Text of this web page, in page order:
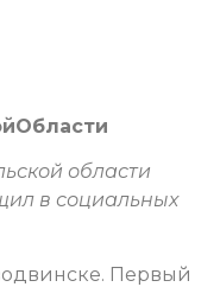
области
в социальных
Первый